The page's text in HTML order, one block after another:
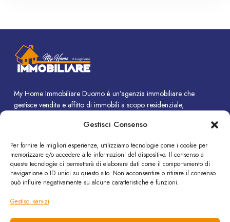
Gestisci Consenso
Per fornire le migliori esperienze, utilizziamo tecnologie come i cookie per
memorizzare e/o accedere alle informazioni del dispositivo. Il consenso a
queste tecnologie ci permetterà di elaborare dati come il comportamento di
navigazione o ID unici su questo sito. Non acconsentire o ritirare il consenso
può influire negativamente su alcune caratteristiche e funzioni.
Gestisci servizi
My Home Immobiliare Duomo è un’agenzia immobiliare che
gestisce vendita e affitto di immobili a scopo residenziale,
CONTATTI
Piazza Duomo, 14 - Termini Imerese (PA)
+39 091 8190308
info@immobiliare-duomo.it